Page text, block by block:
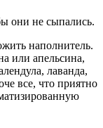
они не сыпались.
наполнитель.
или апельсина,
лаванда,
все, что приятно